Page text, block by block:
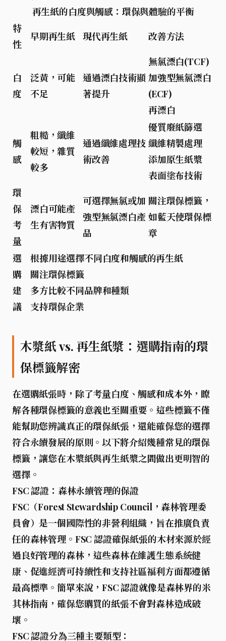
再生紙的白度與觸感：環保與體驗的平衡
特
性
早期再生紙 現代再生紙 改善方法
白
度
泛黃，可能
不足
通過漂白技術顯
著提升
無氯漂白(TCF)
加強型無氯漂白
(ECF)
再漂白
觸
感
粗糙，纖維
較短，雜質
較多
通過纖維處理技
術改善
優質廢紙篩選
纖維精製處理
添加原生紙漿
表面塗布技術
環
保
考
量
漂白可能產
生有害物質
可選擇無氯或加
強型無氯漂白產
品
關注環保標籤，
如藍天使環保標
章
選
購
建
議
根據用途選擇不同白度和觸感的再生紙
關注環保標籤
多方比較不同品牌和種類
支持環保企業
木漿紙 vs. 再生紙漿：選購指南的環
保標籤解密
在選購紙張時，除了考量白度、觸感和成本外，瞭
解各種環保標籤的意義也至關重要。這些標籤不僅
能幫助您辨識真正的環保紙張，還能確保您的選擇
符合永續發展的原則。以下將介紹幾種常見的環保
標籤，讓您在木漿紙與再生紙漿之間做出更明智的
選擇。
FSC 認證：森林永續管理的保證
FSC（Forest Stewardship Council，森林管理委
員會） 是一個國際性的非營利組織，旨在推廣負責
任的森林管理。 FSC 認證確保紙張的木材來源於經
過良好管理的森林，這些森林在維護生態系統健
康、促進經濟可持續性和支持社區福利方面都遵循
最高標準。簡單來說，FSC 認證就像是森林界的米
其林指南，確保您購買的紙張不會對森林造成破
壞。
FSC 認證分為三種主要類型：